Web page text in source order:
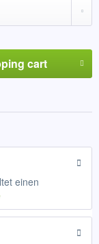
cart
einen